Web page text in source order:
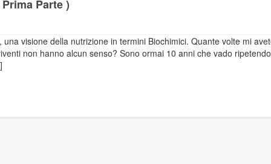
Parte )
visione della nutrizione in termini Biochimici. Quante volte mi
non hanno alcun senso? Sono ormai 10 anni che vado